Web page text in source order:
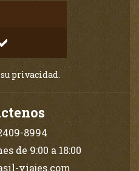
privacidad.
8994
de 9:00 a 18:00
viajes.com